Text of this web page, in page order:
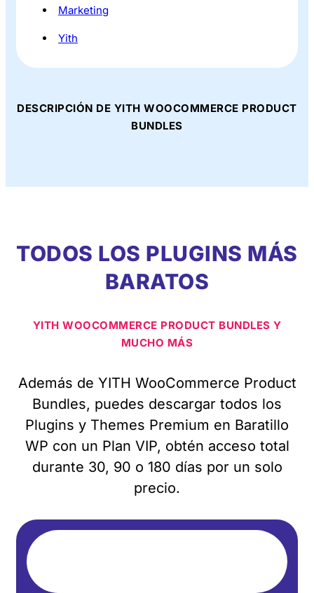
Marketing
Yith
DESCRIPCIÓN DE YITH WOOCOMMERCE PRODUCT
BUNDLES
TODOS LOS PLUGINS MÁS
BARATOS
YITH WOOCOMMERCE PRODUCT BUNDLES Y
MUCHO MÁS
Además de YITH WooCommerce Product
Bundles, puedes descargar todos los
Plugins y Themes Premium en Baratillo
WP con un Plan VIP, obtén acceso total
durante 30, 90 o 180 días por un solo
precio.